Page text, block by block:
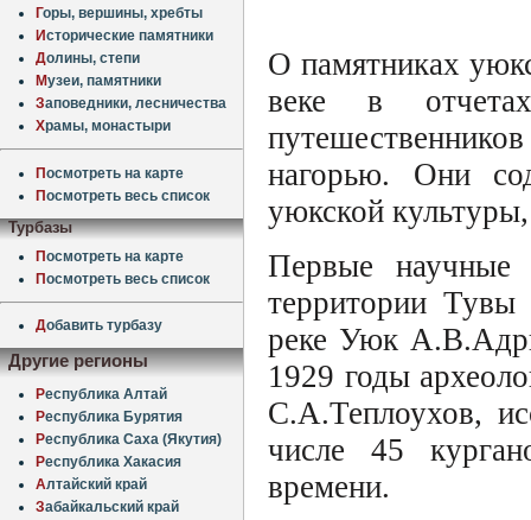
Горы, вершины, хребты
Исторические памятники
Долины, степи
Музеи, памятники
Заповедники, лесничества
Храмы, монастыри
Посмотреть на карте
Посмотреть весь список
Турбазы
Посмотреть на карте
Посмотреть весь список
Добавить турбазу
Другие регионы
Республика Алтай
Республика Бурятия
Республика Саха (Якутия)
Республика Хакасия
Алтайский край
Забайкальский край
О памятниках
веке в
нагорью. Они
уюкской
Первые научные
территории
реке Уюк
1929 годы
С.А.Теплоухов,
числе 45
времени.